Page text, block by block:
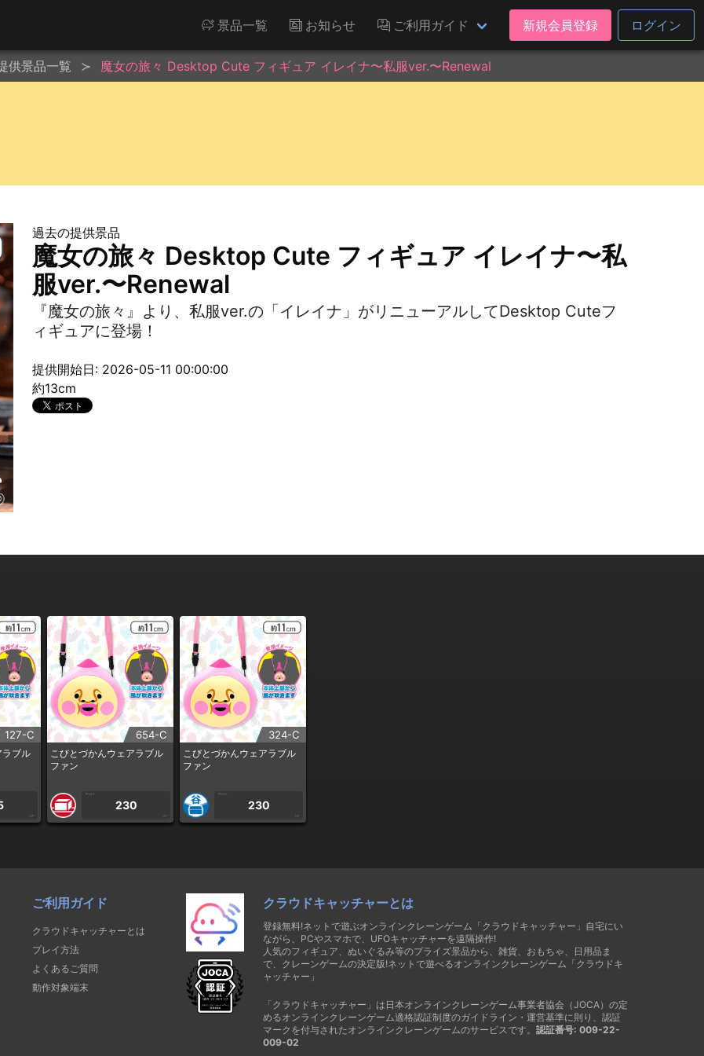
景品一覧 お知らせ ご利用ガイド 新規会員登録 ログイン
供景品一覧 魔女の旅々 Desktop Cute フィギュア イレイナ〜私服ver.〜Renewal
過去の提供景品
魔女の旅々 Desktop Cute フィギュア イレイナ〜私
服ver.〜Renewal
『魔女の旅々』より、私服ver.の「イレイナ」がリニューアルしてDesktop Cuteフ
ィギュアに登場！
提供開始日: 2026-05-11 00:00:00
約13cm
127-C
ラブル
CP
654-C
こびとづかんウェアラブル
ファン
1PLAY
230
CP
324-C
こびとづかんウェアラブル
ファン
1PLAY
230
CP
ご利用ガイド
クラウドキャッチャーとは
プレイ方法
よくあるご質問
動作対象端末
クラウドキャッチャーとは
登録無料!ネットで遊ぶオンラインクレーンゲーム「クラウドキャッチャー」自宅にい
ながら、PCやスマホで、UFOキャッチャーを遠隔操作!
人気のフィギュア、ぬいぐるみ等のプライズ景品から、雑貨、おもちゃ、日用品ま
で、クレーンゲームの決定版!ネットで遊べるオンラインクレーンゲーム「クラウドキ
ャッチャー」
「クラウドキャッチャー」は日本オンラインクレーンゲーム事業者協会（JOCA）の定
めるオンラインクレーンゲーム適格認証制度のガイドライン・運営基準に則り、認証
マークを付与されたオンラインクレーンゲームのサービスです。 認証番号: 009-22-
009-02